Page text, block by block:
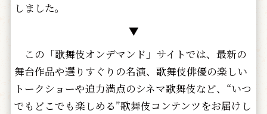
しました。
▼
この「歌舞伎オンデマンド」サイトでは、最新の
舞台作品や選りすぐりの名演、歌舞伎俳優の楽しい
トークショーや迫力満点のシネマ歌舞伎など、“いつ
でもどこでも楽しめる”歌舞伎コンテンツをお届けし